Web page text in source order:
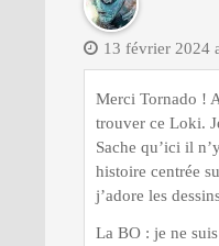
13 février 2024
Merci Tornado !
trouver ce Loki.
Sache qu’ici il
histoire centrée
j’adore les
La BO : je ne